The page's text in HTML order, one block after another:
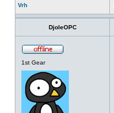
Vrh
DjoleOPC
1st Gear